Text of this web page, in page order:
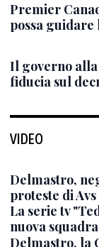
Premier
possa guidare
Il governo alla
fiducia sul
VIDEO
Delmastro,
proteste di Avs
La serie tv
nuova
Delmastro, la